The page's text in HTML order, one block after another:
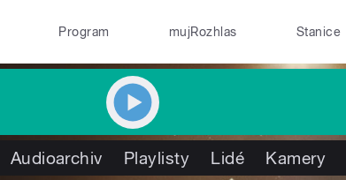
Program mujRozhlas Stanice
Audioarchiv Playlisty Lidé Kamery